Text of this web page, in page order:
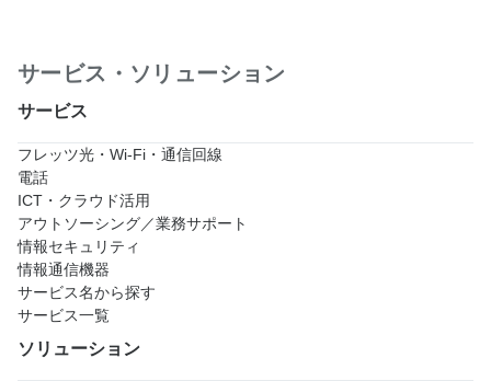
サービス・ソリューション
サービス
フレッツ光・Wi-Fi・通信回線
電話
ICT・クラウド活用
アウトソーシング／業務サポート
情報セキュリティ
情報通信機器
サービス名から探す
サービス一覧
ソリューション